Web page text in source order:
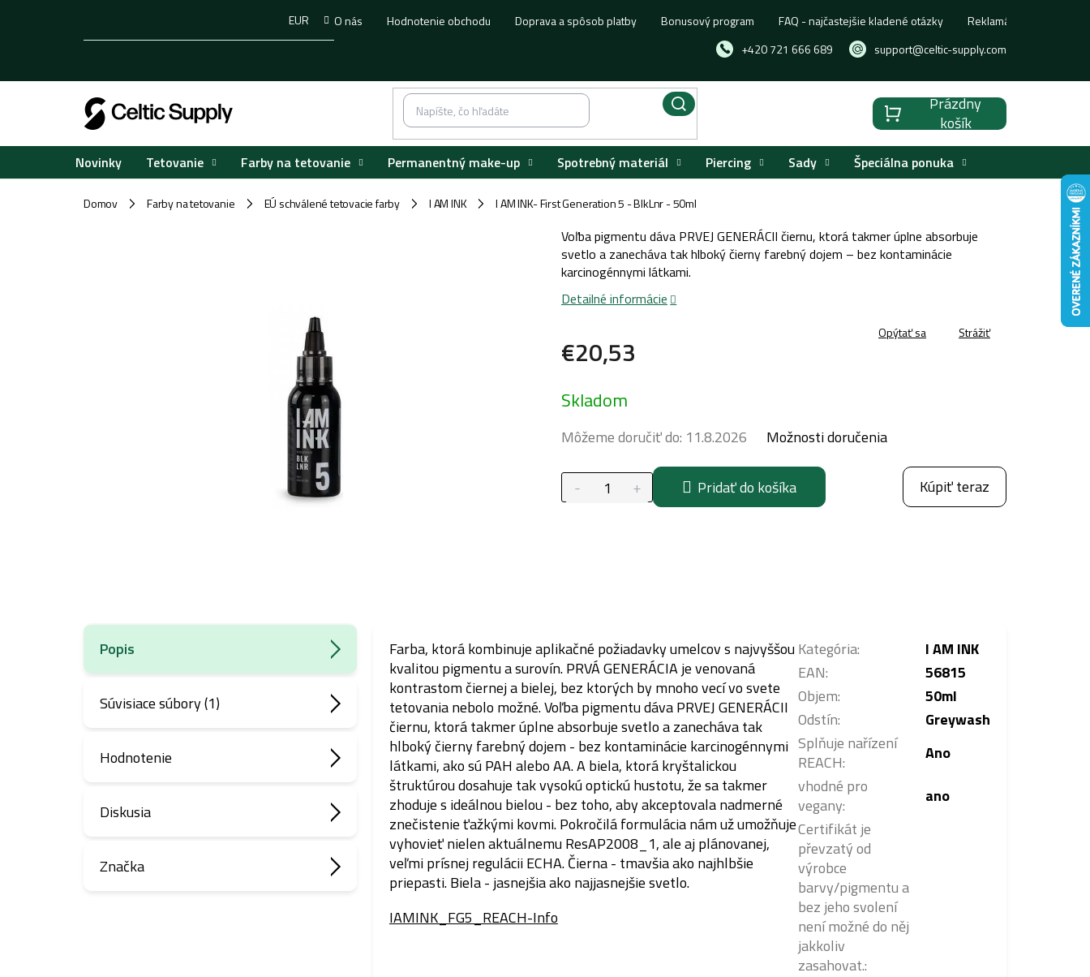
+420 721 666 689 support@celtic-supply.com
O nás Hodnotenie obchodu Doprava a spôsob platby Bonusový program FAQ - najčastejšie kladené otázky Reklamácia, výmena
EUR
Nákupný
košík
Prázdny
košík
Novinky Tetovanie Farby na tetovanie Permanentný make-up Spotrebný materiál Piercing Sady Špeciálna ponuka
Domov / Farby na tetovanie / EÚ schválené tetovacie farby / I AM INK / I AM INK- First Generation 5 - BlkLnr - 50ml
€20,53
cena:
Skladom
Môžeme doručiť do: 11.8.2026 Možnosti doručenia
Pridať do košíka Kúpiť teraz
Voľba pigmentu dáva PRVEJ GENERÁCII čiernu, ktorá takmer úplne absorbuje
svetlo a zanecháva tak hlboký čierny farebný dojem – bez kontaminácie
karcinogénnymi látkami.
Detailné informácie
Opýtať sa Strážiť
Popis
Súvisiace súbory (1)
Hodnotenie
Diskusia
Značka
Farba, ktorá kombinuje aplikačné požiadavky umelcov s najvyššou
kvalitou pigmentu a surovín. PRVÁ GENERÁCIA je venovaná
kontrastom čiernej a bielej, bez ktorých by mnoho vecí vo svete
tetovania nebolo možné. Voľba pigmentu dáva PRVEJ GENERÁCII
čiernu, ktorá takmer úplne absorbuje svetlo a zanecháva tak
hlboký čierny farebný dojem - bez kontaminácie karcinogénnymi
látkami, ako sú PAH alebo AA. A biela, ktorá kryštalickou
štruktúrou dosahuje tak vysokú optickú hustotu, že sa takmer
zhoduje s ideálnou bielou - bez toho, aby akceptovala nadmerné
znečistenie ťažkými kovmi. Pokročilá formulácia nám už umožňuje
vyhovieť nielen aktuálnemu ResAP2008_1, ale aj plánovanej,
veľmi prísnej regulácii ECHA. Čierna - tmavšia ako najhlbšie
priepasti. Biela - jasnejšia ako najjasnejšie svetlo.
IAMINK_FG5_REACH-Info
Kategória:
I AM INK
EAN:
56815
Objem:
50ml
Odstín:
Greywash
Splňuje nařízení
REACH:
Ano
vhodné pro
vegany:
ano
Certifikát je
převzatý od
výrobce
barvy/pigmentu a
bez jeho svolení
není možné do něj
jakkoliv
zasahovat.: